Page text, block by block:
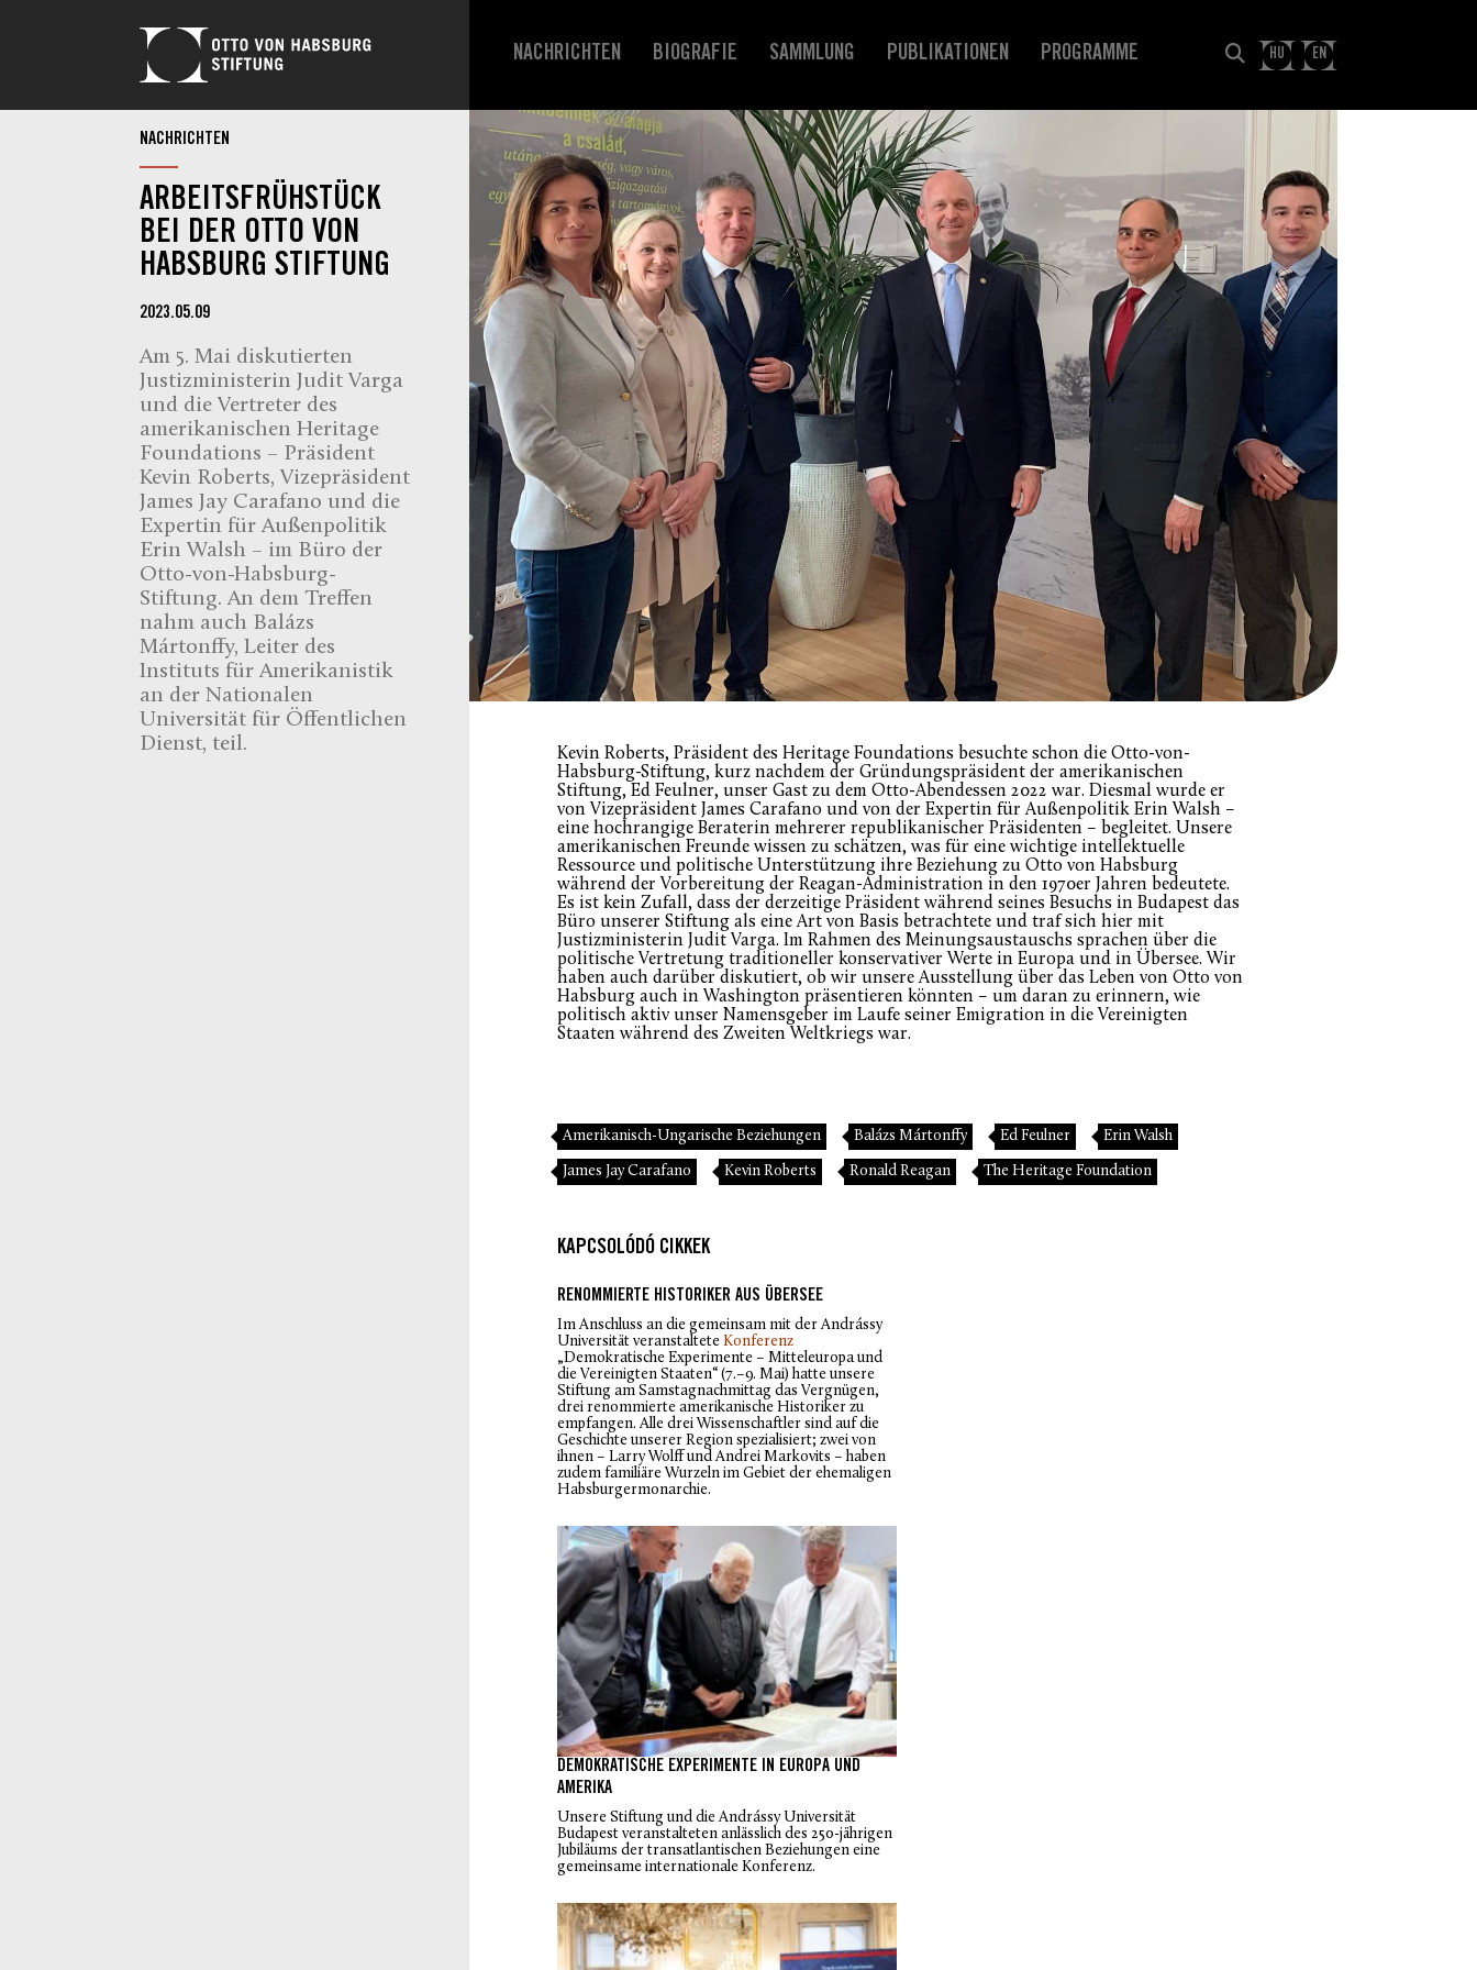
NACHRICHTEN BIOGRAFIE SAMMLUNG PUBLIKATIONEN PROGRAMME HU EN
NACHRICHTEN
ARBEITSFRÜHSTÜCK
BEI DER OTTO VON
HABSBURG STIFTUNG
2023.05.09
Am 5. Mai diskutierten
Justizministerin Judit Varga
und die Vertreter des
amerikanischen Heritage
Foundations – Präsident
Kevin Roberts, Vizepräsident
James Jay Carafano und die
Expertin für Außenpolitik
Erin Walsh – im Büro der
Otto-von-Habsburg-
Stiftung. An dem Treffen
nahm auch Balázs
Mártonffy, Leiter des
Instituts für Amerikanistik
an der Nationalen
Universität für Öffentlichen
Dienst, teil.
Kevin Roberts, Präsident des Heritage Foundations besuchte schon die Otto-von-
Habsburg-Stiftung, kurz nachdem der Gründungspräsident der amerikanischen
Stiftung, Ed Feulner, unser Gast zu dem Otto-Abendessen 2022 war. Diesmal wurde er
von Vizepräsident James Carafano und von der Expertin für Außenpolitik Erin Walsh –
eine hochrangige Beraterin mehrerer republikanischer Präsidenten – begleitet. Unsere
amerikanischen Freunde wissen zu schätzen, was für eine wichtige intellektuelle
Ressource und politische Unterstützung ihre Beziehung zu Otto von Habsburg
während der Vorbereitung der Reagan-Administration in den 1970er Jahren bedeutete.
Es ist kein Zufall, dass der derzeitige Präsident während seines Besuchs in Budapest das
Büro unserer Stiftung als eine Art von Basis betrachtete und traf sich hier mit
Justizministerin Judit Varga. Im Rahmen des Meinungsaustauschs sprachen über die
politische Vertretung traditioneller konservativer Werte in Europa und in Übersee. Wir
haben auch darüber diskutiert, ob wir unsere Ausstellung über das Leben von Otto von
Habsburg auch in Washington präsentieren könnten – um daran zu erinnern, wie
politisch aktiv unser Namensgeber im Laufe seiner Emigration in die Vereinigten
Staaten während des Zweiten Weltkriegs war.
Amerikanisch-Ungarische Beziehungen Balázs Mártonffy Ed Feulner Erin Walsh
James Jay Carafano Kevin Roberts Ronald Reagan The Heritage Foundation
KAPCSOLÓDÓ CIKKEK
RENOMMIERTE HISTORIKER AUS ÜBERSEE
Im Anschluss an die gemeinsam mit der Andrássy
Universität veranstaltete Konferenz
„Demokratische Experimente – Mitteleuropa und
die Vereinigten Staaten“ (7.–9. Mai) hatte unsere
Stiftung am Samstagnachmittag das Vergnügen,
drei renommierte amerikanische Historiker zu
empfangen. Alle drei Wissenschaftler sind auf die
Geschichte unserer Region spezialisiert; zwei von
ihnen – Larry Wolff und Andrei Markovits – haben
zudem familiäre Wurzeln im Gebiet der ehemaligen
Habsburgermonarchie.
DEMOKRATISCHE EXPERIMENTE IN EUROPA UND
AMERIKA
Unsere Stiftung und die Andrássy Universität
Budapest veranstalteten anlässlich des 250-jährigen
Jubiläums der transatlantischen Beziehungen eine
gemeinsame internationale Konferenz.